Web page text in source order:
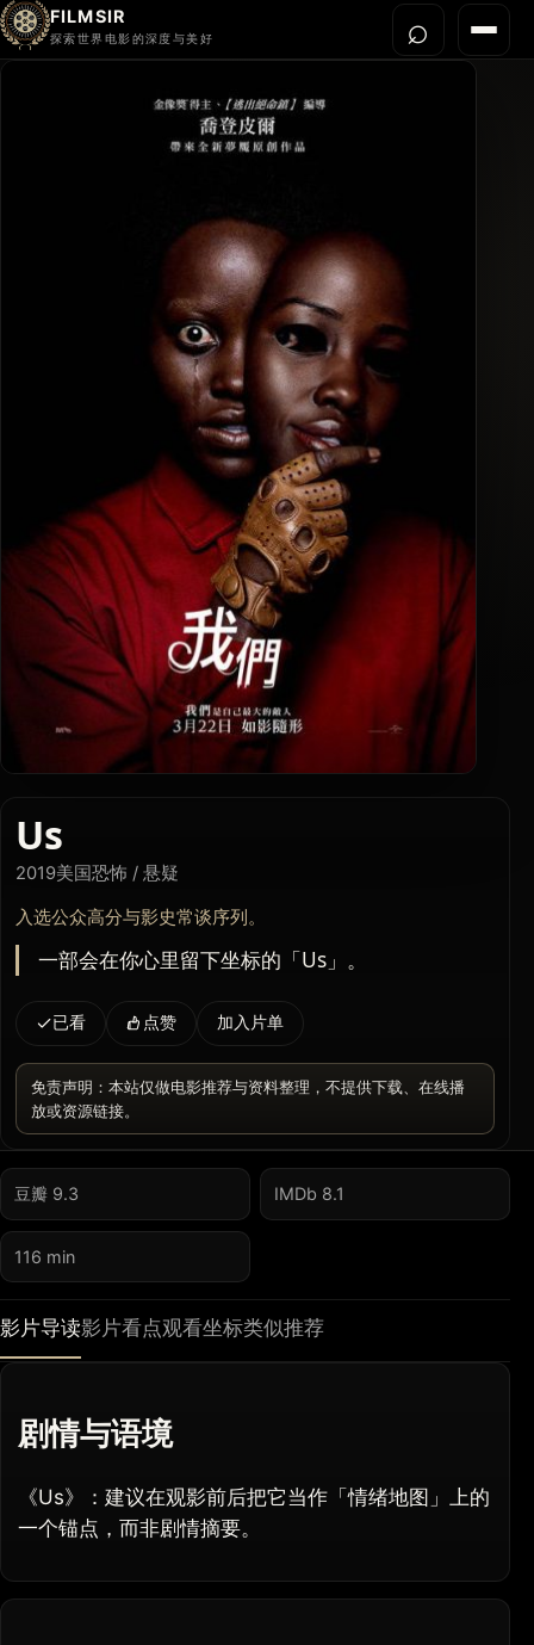
FILMSIR
探索世界电影的深度与美好 菜单
⌕打开
Us
2019美国恐怖 / 悬疑
入选公众高分与影史常谈序列。
一部会在你心里留下坐标的「Us」。
已看 点赞 加入片单
免责声明：本站仅做电影推荐与资料整理，不提供下载、在线播
放或资源链接。
豆瓣 9.3 IMDb 8.1
116 min
影片导读影片看点观看坐标类似推荐
剧情与语境
《Us》：建议在观影前后把它当作「情绪地图」上的
一个锚点，而非剧情摘要。